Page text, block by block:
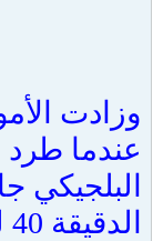
وزادت
عندما
البلجيكي